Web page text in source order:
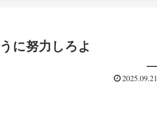
に努力しろよ
2025.09.21